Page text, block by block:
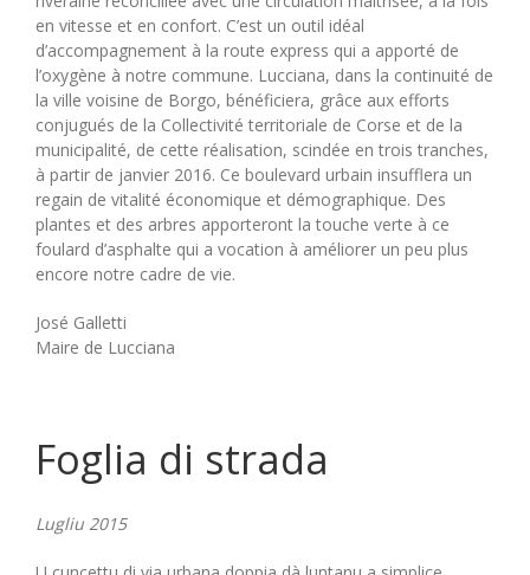
en vitesse et en confort. C’est un outil idéal
d’accompagnement à la route express qui a apporté de
l’oxygène à notre commune. Lucciana, dans la continuité de
la ville voisine de Borgo, bénéficiera, grâce aux efforts
conjugués de la Collectivité territoriale de Corse et de la
municipalité, de cette réalisation, scindée en trois tranches,
à partir de janvier 2016. Ce boulevard urbain insufflera un
regain de vitalité économique et démographique. Des
plantes et des arbres apporteront la touche verte à ce
foulard d’asphalte qui a vocation à améliorer un peu plus
encore notre cadre de vie.
José Galletti
Maire de Lucciana
Foglia di strada
Lugliu 2015